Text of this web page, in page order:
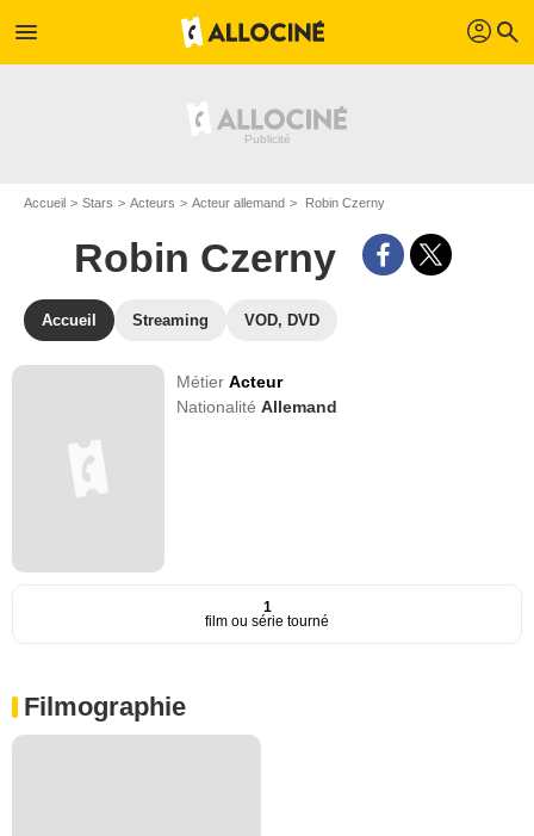
menu profil search
Accueil Stars Acteurs Acteur allemand Robin Czerny
Robin Czerny
Accueil Streaming VOD, DVD
MétierActeur
NationalitéAllemand
1
film ou série tourné
Filmographie